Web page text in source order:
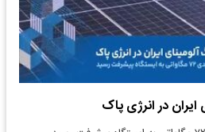
در انرژی پاک